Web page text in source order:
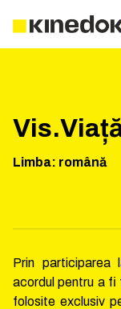
Limba: română
Prin participarea
acordul pentru a
folosite exclusiv